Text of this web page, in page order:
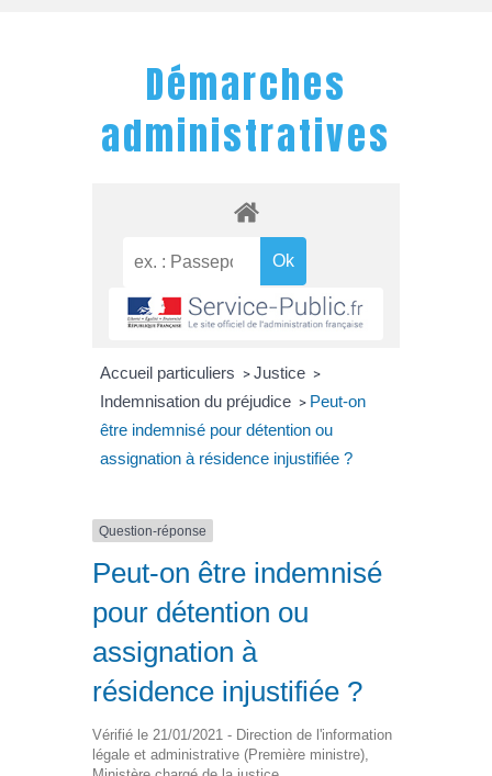
Démarches
administratives
Accueil particuliers > Justice >
Indemnisation du préjudice > Peut-on
être indemnisé pour détention ou
assignation à résidence injustifiée ?
Question-réponse
Peut-on être indemnisé
pour détention ou
assignation à
résidence injustifiée ?
Vérifié le 21/01/2021 - Direction de l'information
légale et administrative (Première ministre),